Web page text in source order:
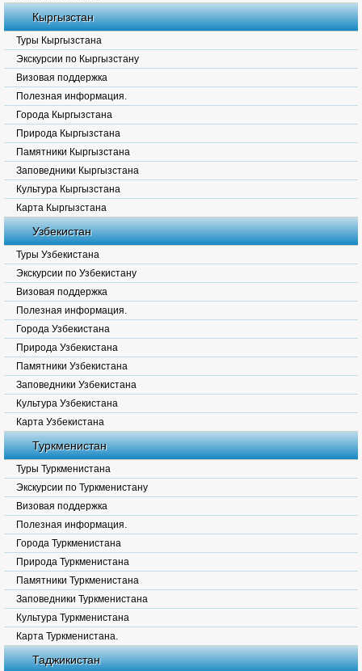
Кыргызстан
Туры Кыргызстана
Экскурсии по Кыргызстану
Визовая поддержка
Полезная информация.
Города Кыргызстана
Природа Кыргызстана
Памятники Кыргызстана
Заповедники Кыргызстана
Культура Кыргызстана
Карта Кыргызстана
Узбекистан
Туры Узбекистана
Экскурсии по Узбекистану
Визовая поддержка
Полезная информация.
Города Узбекистана
Природа Узбекистана
Памятники Узбекистана
Заповедники Узбекистана
Культура Узбекистана
Карта Узбекистана
Туркменистан
Туры Туркменистана
Экскурсии по Туркменистану
Визовая поддержка
Полезная информация.
Города Туркменистана
Природа Туркменистана
Памятники Туркменистана
Заповедники Туркменистана
Культура Туркменистана
Карта Туркменистана.
Таджикистан